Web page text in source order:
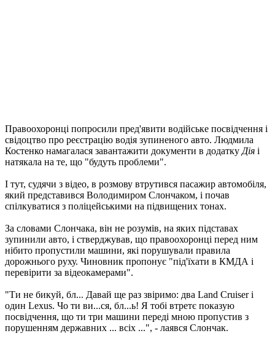
Правоохоронці попросили пред'явити водійське посвідчення і
свідоцтво про реєстрацію водія зупиненого авто. Людмила
Костенко намагалася завантажити документи в додатку Дія і
натякала на те, що "будуть проблеми".
І тут, судячи з відео, в розмову втрутився пасажир автомобіля,
який представився Володимиром Слончаком, і почав
спілкуватися з поліцейськими на підвищених тонах.
За словами Слончака, він не розумів, на яких підставах
зупинили авто, і стверджував, що правоохоронці перед ним
нібито пропустили машини, які порушували правила
дорожнього руху. Чиновник пропонує "під'їхати в КМДА і
перевірити за відеокамерами".
"Ти не бикуй, бл... Давай ще раз звіримо: два Land Cruiser і
один Lexus. Чо ти ви...ся, бл...ь! Я тобі втретє показую
посвідчення, що ти три машини переді мною пропустив з
порушенням державних ... всіх ...", - лаявся Слончак.